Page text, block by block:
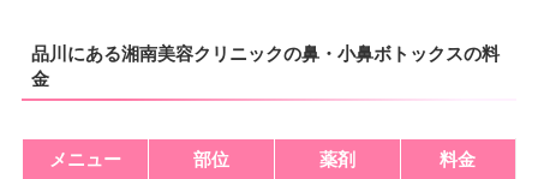
品川にある湘南美容クリニックの鼻・小鼻ボトックスの料
金
メニュー 部位 薬剤 料金